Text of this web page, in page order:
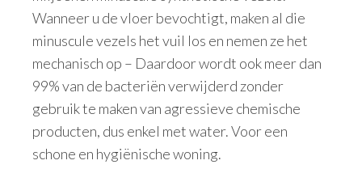
Wanneer u de vloer bevochtigt, maken al die
minuscule vezels het vuil los en nemen ze het
mechanisch op – Daardoor wordt ook meer dan
99% van de bacteriën verwijderd zonder
gebruik te maken van agressieve chemische
producten, dus enkel met water. Voor een
schone en hygiënische woning.